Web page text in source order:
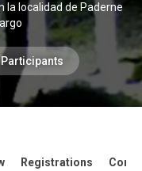
la localidad de Paderne
Participants
Registrations